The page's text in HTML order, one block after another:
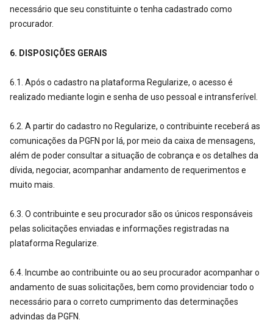
necessário que seu constituinte o tenha cadastrado como
procurador.
6. DISPOSIÇÕES GERAIS
6.1. Após o cadastro na plataforma Regularize, o acesso é
realizado mediante login e senha de uso pessoal e intransferível.
6.2. A partir do cadastro no Regularize, o contribuinte receberá as
comunicações da PGFN por lá, por meio da caixa de mensagens,
além de poder consultar a situação de cobrança e os detalhes da
dívida, negociar, acompanhar andamento de requerimentos e
muito mais.
6.3. O contribuinte e seu procurador são os únicos responsáveis
pelas solicitações enviadas e informações registradas na
plataforma Regularize.
6.4. Incumbe ao contribuinte ou ao seu procurador acompanhar o
andamento de suas solicitações, bem como providenciar todo o
necessário para o correto cumprimento das determinações
advindas da PGFN.